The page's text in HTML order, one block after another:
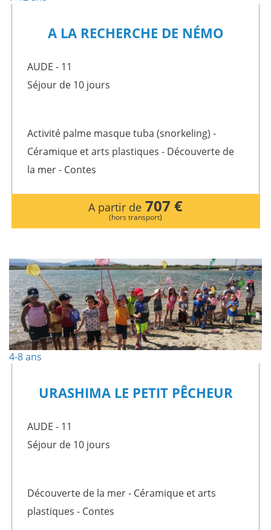
A LA RECHERCHE DE NÉMO
AUDE - 11
Séjour de 10 jours
Activité palme masque tuba (snorkeling) -
Céramique et arts plastiques - Découverte de
la mer - Contes
A partir de 707 €
(hors transport)
4-8 ans
URASHIMA LE PETIT PÊCHEUR
AUDE - 11
Séjour de 10 jours
Découverte de la mer - Céramique et arts
plastiques - Contes